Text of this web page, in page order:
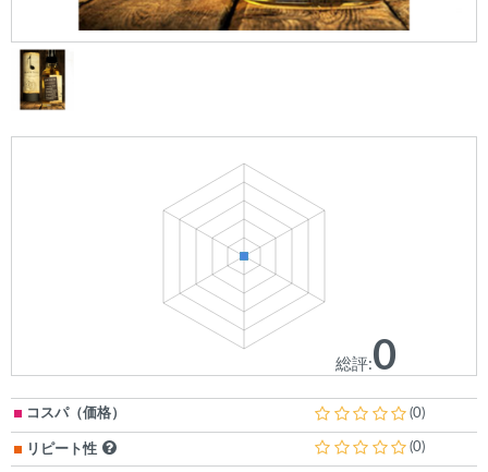
総評:0
コスパ（価格） (0)
リピート性 (0)